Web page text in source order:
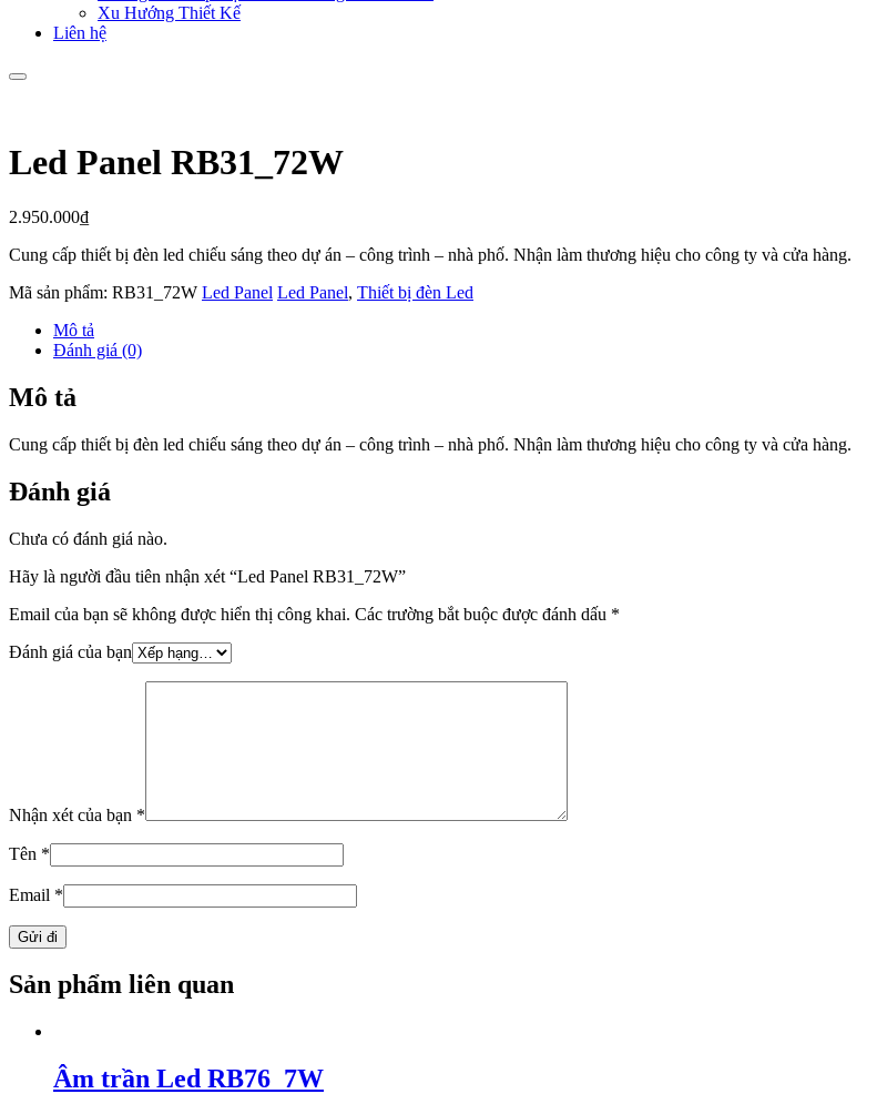
Xu Hướng Thiết Kế
Liên hệ
Led Panel RB31_72W
2.950.000₫
Cung cấp thiết bị đèn led chiếu sáng theo dự án – công trình – nhà phố. Nhận làm thương hiệu cho công ty và cửa hàng.
Mã sản phẩm: RB31_72W Led Panel Led Panel, Thiết bị đèn Led
Mô tả
Đánh giá (0)
Mô tả
Cung cấp thiết bị đèn led chiếu sáng theo dự án – công trình – nhà phố. Nhận làm thương hiệu cho công ty và cửa hàng.
Đánh giá
Chưa có đánh giá nào.
Hãy là người đầu tiên nhận xét “Led Panel RB31_72W”
Email của bạn sẽ không được hiển thị công khai. Các trường bắt buộc được đánh dấu *
Đánh giá của bạn
Nhận xét của bạn *
Tên *
Email *
Sản phẩm liên quan
Âm trần Led RB76_7W